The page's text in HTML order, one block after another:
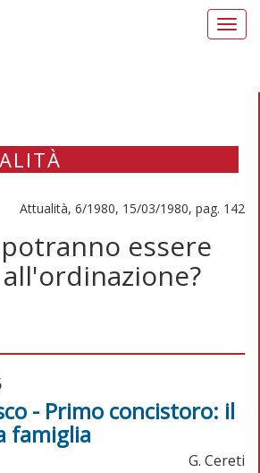
Attualità, 6/1980, 15/03/1980, pag. 142
essere
- Primo concistoro: il
famiglia
G. Cereti